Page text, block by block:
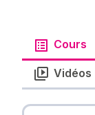
Cours
Vidéos